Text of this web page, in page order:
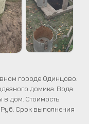
городе Одинцово.
домика. Вода
в дом. Стоимость
Руб. Срок выполнения